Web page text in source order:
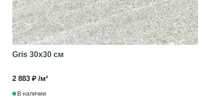
Gris 30x30 см
2 883 ₽ /м²
В наличии